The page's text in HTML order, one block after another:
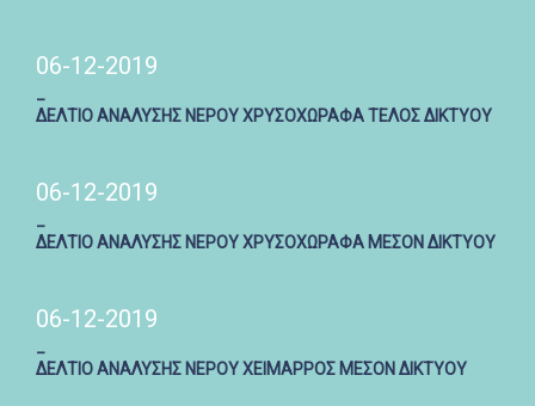
06-12-2019
ΔΕΛΤΙΟ ΑΝΑΛΥΣΗΣ ΝΕΡΟΥ ΧΡΥΣΟΧΩΡΑΦΑ ΤΕΛΟΣ ΔΙΚΤΥΟΥ
06-12-2019
ΔΕΛΤΙΟ ΑΝΑΛΥΣΗΣ ΝΕΡΟΥ ΧΡΥΣΟΧΩΡΑΦΑ ΜΕΣΟΝ ΔΙΚΤΥΟΥ
06-12-2019
ΔΕΛΤΙΟ ΑΝΑΛΥΣΗΣ ΝΕΡΟΥ ΧΕΙΜΑΡΡΟΣ ΜΕΣΟΝ ΔΙΚΤΥΟΥ